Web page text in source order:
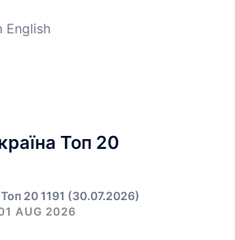
English
Топ 20
Топ 20 1191 (30.07.2026)
AUG 2026